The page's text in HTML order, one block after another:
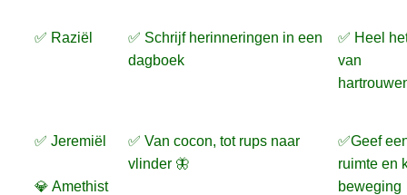
✅ Raziël
✅ Schrijf herinneringen in een
dagboek
✅ Heel
van
✅ Jeremiël
💎 Amethist
✅ Van cocon, tot rups naar
vlinder 🦋
✅Geef
ruimte en
beweging